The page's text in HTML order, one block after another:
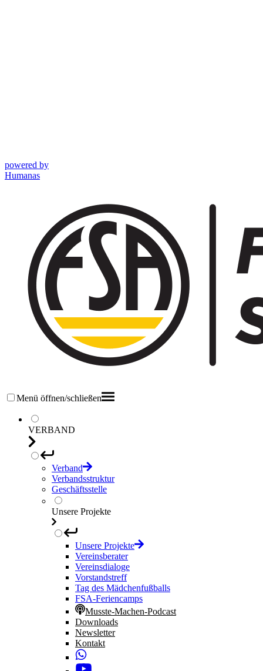
powered by
Humanas
Menü öffnen/schließen
VERBAND
Verband
Verbandsstruktur
Geschäftsstelle
Unsere Projekte
Unsere Projekte
Vereinsberater
Vereinsdialoge
Vorstandstreff
Tag des Mädchenfußballs
FSA-Feriencamps
Musste-Machen-Podcast
Downloads
Newsletter
Kontakt